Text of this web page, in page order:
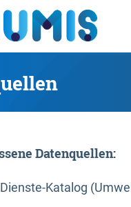
Datenquellen:
Katalog